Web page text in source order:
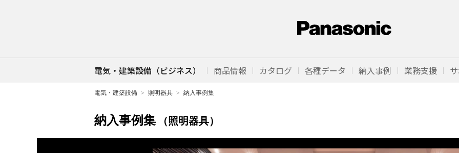
電気・建築設備（ビジネス） 商品情報 カタログ 各種データ 納入事例 業務支援
電気・建築設備 照明器具 納入事例集
納入事例集 （照明器具）